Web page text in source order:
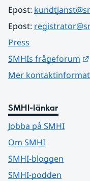
Epost:
Epost:
Press
SMHIs frågeforum
Mer
SMHI-länkar
Jobba på SMHI
Om SMHI
SMHI-bloggen
SMHI-podden